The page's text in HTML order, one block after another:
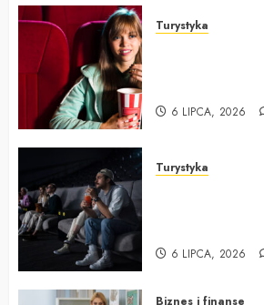
Turystyka
6 LIPCA, 2026
Turystyka
6 LIPCA, 2026
Biznes i finanse